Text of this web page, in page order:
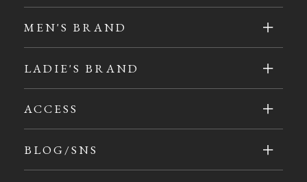
MEN'S BRAND
LADIE'S BRAND
ACCESS
BLOG/SNS